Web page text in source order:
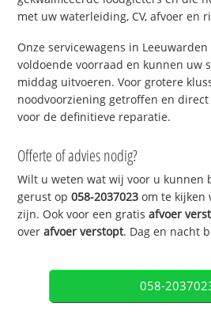
met uw waterleiding, CV, afvoer en
Onze servicewagens in
voldoende voorraad en kunnen uw
middag uitvoeren. Voor grotere
noodvoorziening getroffen en
voor de definitieve reparatie.
Offerte of advies nodig?
Wilt u weten wat wij voor u kunnen
gerust op058-2037023 om te kijken
zijn. Ook voor een gratisafvoer
overafvoer verstopt. Dag en nacht
058-